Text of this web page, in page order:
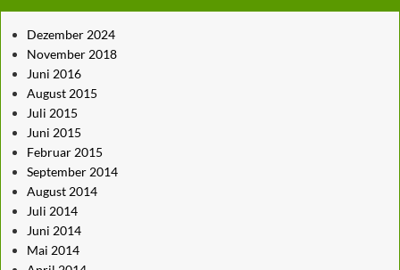
Dezember 2024
November 2018
Juni 2016
August 2015
Juli 2015
Juni 2015
Februar 2015
September 2014
August 2014
Juli 2014
Juni 2014
Mai 2014